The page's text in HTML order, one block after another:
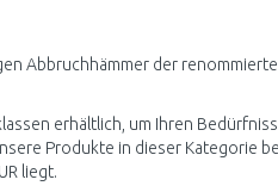
Abbruchhämmer der
erhältlich, um Ihren
Produkte in dieser Kategorie
liegt.